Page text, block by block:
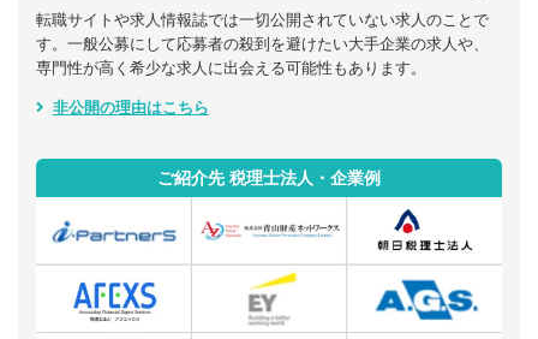
転職サイトや求人情報誌では一切公開されていない求人のことで
す。一般公募にして応募者の殺到を避けたい大手企業の求人や、
専門性が高く希少な求人に出会える可能性もあります。
非公開の理由はこちら
ご紹介先 税理士法人・企業例